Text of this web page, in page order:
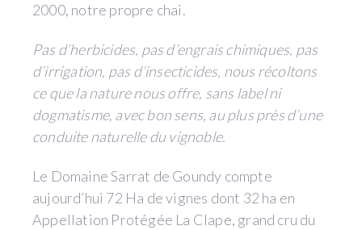
2000, notre propre chai.
Pas d’herbicides, pas d’engrais chimiques, pas
d’irrigation, pas d’insecticides, nous récoltons
ce que la nature nous offre, sans label ni
dogmatisme, avec bon sens, au plus près d’une
conduite naturelle du vignoble.
Le Domaine Sarrat de Goundy compte
aujourd’hui 72 Ha de vignes dont 32 ha en
Appellation Protégée La Clape, grand cru du